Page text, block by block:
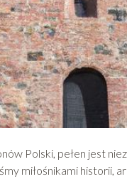
Polski, pełen jest
miłośnikami historii,